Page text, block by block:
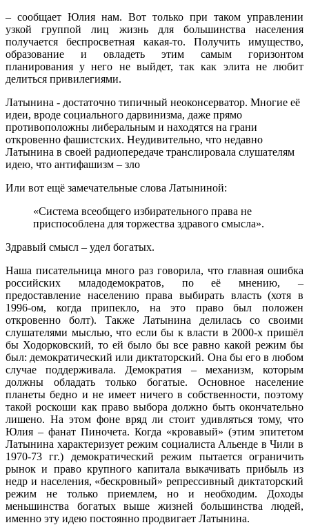
– сообщает Юлия нам. Вот только при таком управлении
узкой группой лиц жизнь для большинства населения
получается беспросветная какая-то. Получить имущество,
образование и овладеть этим самым горизонтом
планирования у него не выйдет, так как элита не любит
делиться привилегиями.
Латынина - достаточно типичный неоконсерватор. Многие её
идеи, вроде социального дарвинизма, даже прямо
противоположны либеральным и находятся на грани
откровенно фашистских. Неудивительно, что недавно
Латынина в своей радиопередаче транслировала слушателям
идею, что антифашизм – зло
Или вот ещё замечательные слова Латыниной:
«Система всеобщего избирательного права не
приспособлена для торжества здравого смысла».
Здравый смысл – удел богатых.
Наша писательница много раз говорила, что главная ошибка
российских младодемократов, по её мнению, –
предоставление населению права выбирать власть (хотя в
1996-ом, когда припекло, на это право был положен
откровенно болт). Также Латынина делилась со своими
слушателями мыслью, что если бы к власти в 2000-х пришёл
бы Ходорковский, то ей было бы все равно какой режим бы
был: демократический или диктаторский. Она бы его в любом
случае поддерживала. Демократия – механизм, которым
должны обладать только богатые. Основное население
планеты бедно и не имеет ничего в собственности, поэтому
такой роскоши как право выбора должно быть окончательно
лишено. На этом фоне вряд ли стоит удивляться тому, что
Юлия – фанат Пиночета. Когда «кровавый» (этим эпитетом
Латынина характеризует режим социалиста Альенде в Чили в
1970-73 гг.) демократический режим пытается ограничить
рынок и право крупного капитала выкачивать прибыль из
недр и населения, «бескровный» репрессивный диктаторский
режим не только приемлем, но и необходим. Доходы
меньшинства богатых выше жизней большинства людей,
именно эту идею постоянно продвигает Латынина.